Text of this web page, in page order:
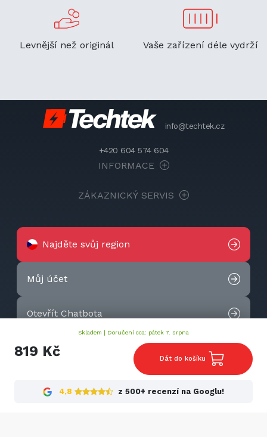
Skladem | Doručení cca: pátek 7. srpna
819 Kč Dát do košíku
4,8 z 500+ recenzí na Googlu!
Levnější než originál Vaše zařízení déle vydrží
info@techtek.cz
+420 604 574 604
INFORMACE
ZÁKAZNICKÝ SERVIS
Najděte svůj region
Můj účet
Otevřít Chatbota
Kontaktujte nás